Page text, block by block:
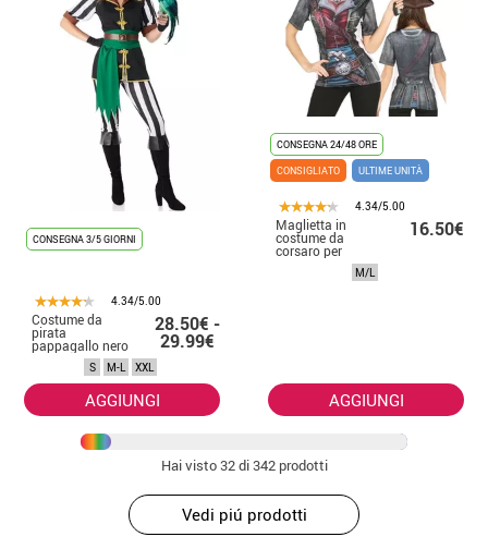
CONSEGNA 3/5 GIORNI
4.34/5.00
Costume da
pirata
pappagallo nero
e verde per
28.50€ -
29.99€
S M-L XXL
AGGIUNGI
CONSEGNA 24/48 ORE
CONSIGLIATO
ULTIME UNITÀ
4.34/5.00
Maglietta in
costume da
corsaro per
16.50€
M/L
AGGIUNGI
Hai visto32di 342 prodotti
Vedi piú prodotti